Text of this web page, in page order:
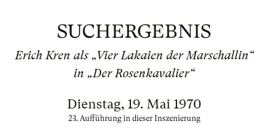
SUCHERGEBNIS
Erich Kren als „Vier Lakaien der Marschallin“
in „Der Rosenkavalier“
Dienstag, 19. Mai 1970
23. Aufführung in dieser Inszenierung